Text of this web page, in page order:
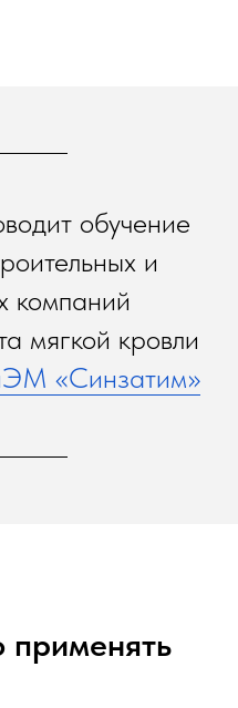
обучение
и
компаний
мягкой кровли
«Синзатим»
применять